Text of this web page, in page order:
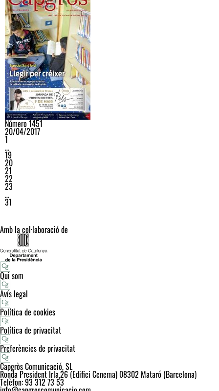
Número 1451
20/04/2017
1
…
19
20
21
22
23
…
31
Amb la col·laboració de
Qui som
Avís legal
Política de cookies
Política de privacitat
Preferències de privacitat
Capgròs Comunicació, SL
Ronda President Irla,26 (Edifici Cenema) 08302 Mataró (Barcelona)
Telèfon: 93 312 73 53